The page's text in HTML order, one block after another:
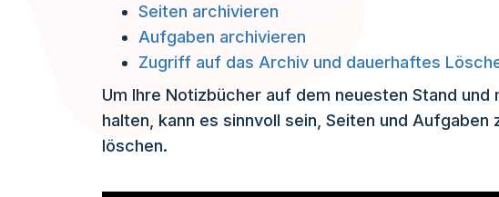
Seiten archivieren
Aufgaben archivieren
Zugriff auf das Archiv und dauerhaftes
Um Ihre Notizbücher auf dem neuesten Stand
halten, kann es sinnvoll sein, Seiten und
löschen.